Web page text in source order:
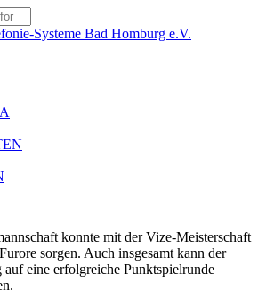
konnte mit der Vize-Meisterschaft
sorgen. Auch insgesamt kann der
eine erfolgreiche Punktspielrunde